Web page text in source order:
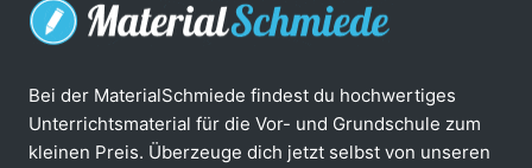
Bei der MaterialSchmiede findest du hochwertiges
Unterrichtsmaterial für die Vor- und Grundschule zum
kleinen Preis. Überzeuge dich jetzt selbst von unseren